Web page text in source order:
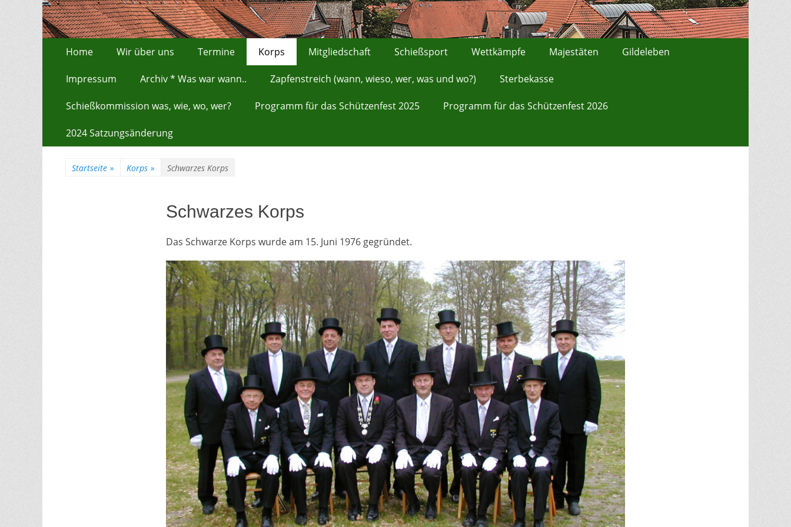
Erstes Menü
Inhalt:
Home Wir über uns Termine Korps Mitgliedschaft Schießsport Wettkämpfe Majestäten Gildeleben
Impressum Archiv * Was war wann.. Zapfenstreich (wann, wieso, wer, was und wo?) Sterbekasse
Schießkommission was, wie, wo, wer? Programm für das Schützenfest 2025 Programm für das Schützenfest 2026
2024 Satzungsänderung
Startseite » Korps » Schwarzes Korps
Schwarzes Korps
Das Schwarze Korps wurde am 15. Juni 1976 gegründet.